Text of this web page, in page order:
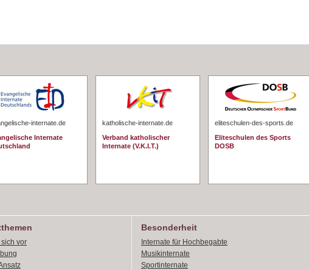
internate.de
Internate
katholische-internate.de
Verband katholischer
Internate (V.K.I.T.)
eliteschulen-des-sports.de
Eliteschulen des Sports
DOSB
sich vor
Besonderheit
Internate für Hochbegabte
Musikinternate
Sportinternate